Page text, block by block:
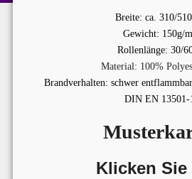
Breite: ca. 310/
Gewicht: 150g/
Rollenlänge: 30/
Material: 100%
Brandverhalten: schwer
DIN EN 13501-
Klicken Sie